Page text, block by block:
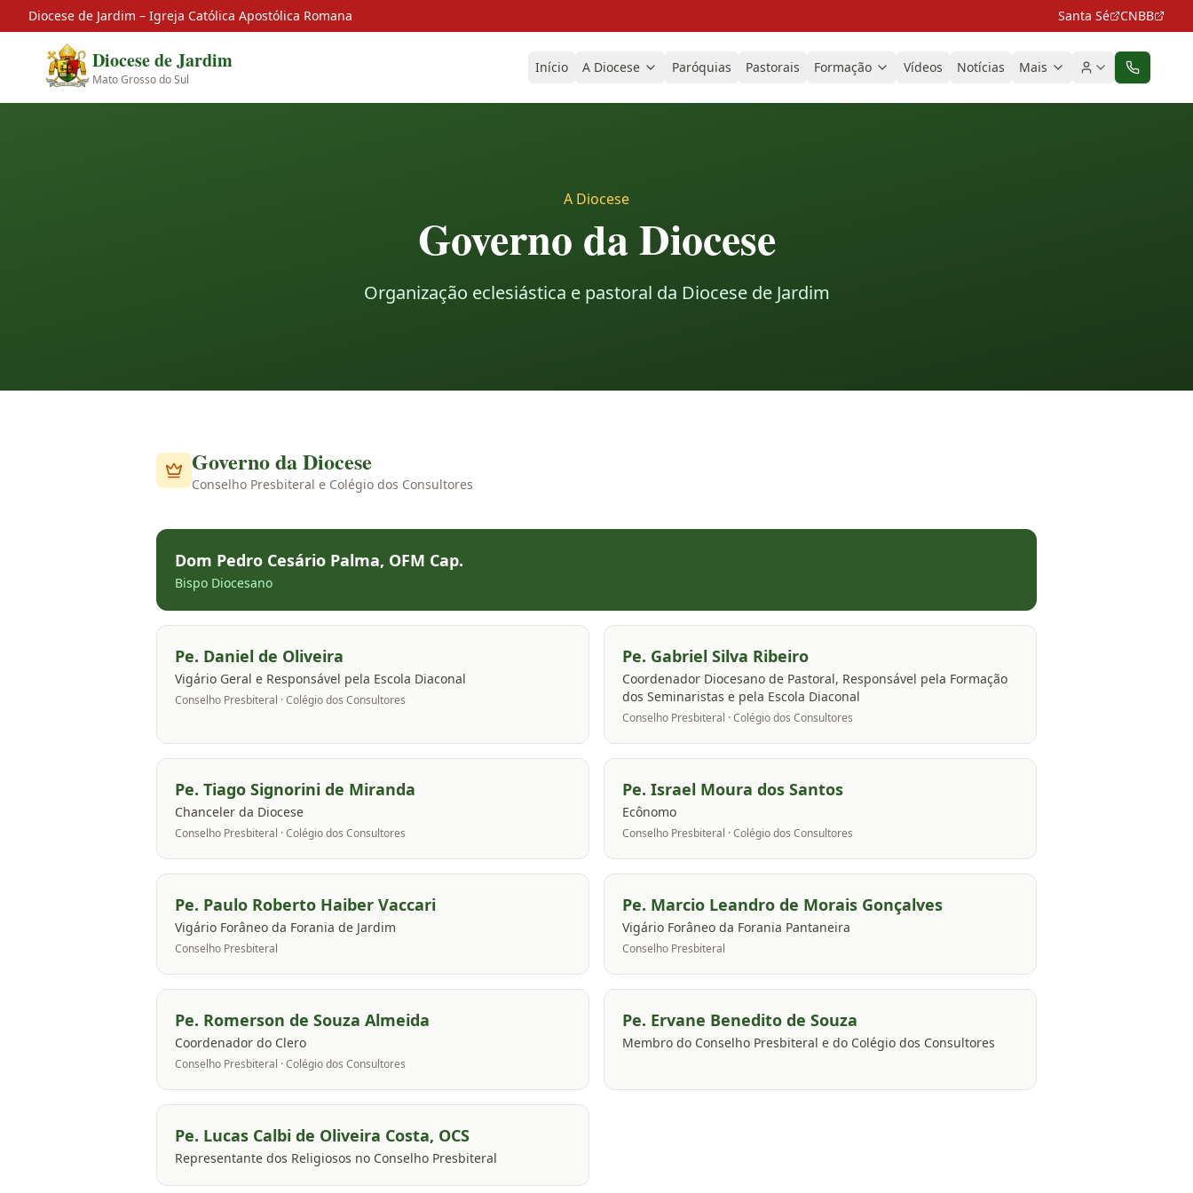
Diocese de Jardim – Igreja Católica Apostólica Romana Santa Sé CNBB
Diocese de Jardim
Mato Grosso do Sul
Início A Diocese Paróquias Pastorais Formação Vídeos Notícias Mais
A Diocese
Governo da Diocese
Organização eclesiástica e pastoral da Diocese de Jardim
Governo da Diocese
Conselho Presbiteral e Colégio dos Consultores
Dom Pedro Cesário Palma, OFM Cap.
Bispo Diocesano
Pe. Daniel de Oliveira
Vigário Geral e Responsável pela Escola Diaconal
Conselho Presbiteral · Colégio dos Consultores
Pe. Gabriel Silva Ribeiro
Coordenador Diocesano de Pastoral, Responsável pela Formação
dos Seminaristas e pela Escola Diaconal
Conselho Presbiteral · Colégio dos Consultores
Pe. Tiago Signorini de Miranda
Chanceler da Diocese
Conselho Presbiteral · Colégio dos Consultores
Pe. Israel Moura dos Santos
Ecônomo
Conselho Presbiteral · Colégio dos Consultores
Pe. Paulo Roberto Haiber Vaccari
Vigário Forâneo da Forania de Jardim
Conselho Presbiteral
Pe. Marcio Leandro de Morais Gonçalves
Vigário Forâneo da Forania Pantaneira
Conselho Presbiteral
Pe. Romerson de Souza Almeida
Coordenador do Clero
Conselho Presbiteral · Colégio dos Consultores
Pe. Ervane Benedito de Souza
Membro do Conselho Presbiteral e do Colégio dos Consultores
Pe. Lucas Calbi de Oliveira Costa, OCS
Representante dos Religiosos no Conselho Presbiteral